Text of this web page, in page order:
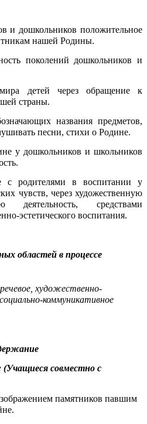
и дошкольников положительное
нашей Родины.
поколений дошкольников и
детей через обращение к
страны.
названия предметов,
песни, стихи о Родине.
у дошкольников и школьников
с родителями в воспитании у
чувств, через художественную
деятельность, средствами
эстетического воспитания.
областей в процессе
художественно-
коммуникативное
(Учащиеся совместно с
памятников павшим